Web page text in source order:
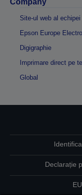
Company
Site-ul web al
Epson Europe
Digigraphie
Imprimare direct pe
Global
Declarație